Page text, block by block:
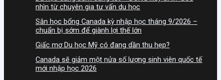
nhìn từ chuyên gia tư vấn du học
Săn học bổng Canada kỳ nhập học tháng 9/2026 –
chuẩn bị sớm để giành lợi thế lớn
Giấc mơ Du học Mỹ có đang dần thu hẹp?
Canada sẽ giảm một nửa số lượng sinh viên quốc tế
mới nhập học 2026